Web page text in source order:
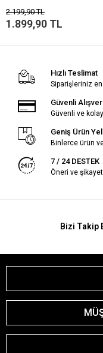
2.199,90 TL
1.899,90 TL
Hızlı Teslimat
Siparişleriniz
Güvenli
Güvenli ve
Geniş Ürün
Binlerce ürün
7 / 24 DESTEK
Öneri ve
Bizi Takip